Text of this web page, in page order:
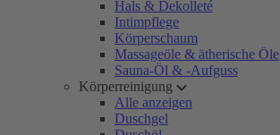
Hals & Dekolleté
Intimpflege
Körperschaum
Massageöle & ätherische Öle
Sauna-Öl & -Aufguss
Körperreinigung
Alle anzeigen
Duschgel